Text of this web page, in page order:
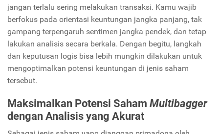
jangan terlalu sering melakukan transaksi. Kamu wajib
berfokus pada orientasi keuntungan jangka panjang, tak
gampang terpengaruh sentimen jangka pendek, dan tetap
lakukan analisis secara berkala. Dengan begitu, langkah
dan keputusan logis bisa lebih mungkin dilakukan untuk
mengoptimalkan potensi keuntungan di jenis saham
tersebut.
Maksimalkan Potensi Saham Multibagger
dengan Analisis yang Akurat